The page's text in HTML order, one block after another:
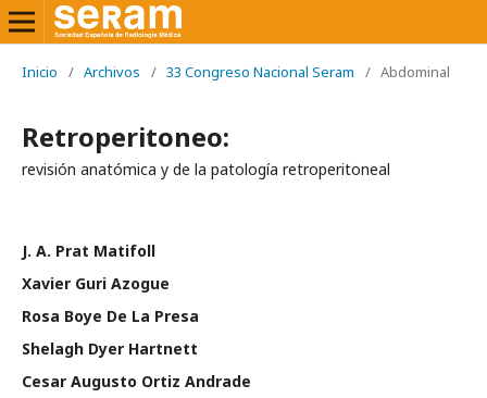
Inicio / Archivos / 33 Congreso Nacional Seram / Abdominal
Retroperitoneo:
revisión anatómica y de la patología retroperitoneal
J. A. Prat Matifoll
Xavier Guri Azogue
Rosa Boye De La Presa
Shelagh Dyer Hartnett
Cesar Augusto Ortiz Andrade